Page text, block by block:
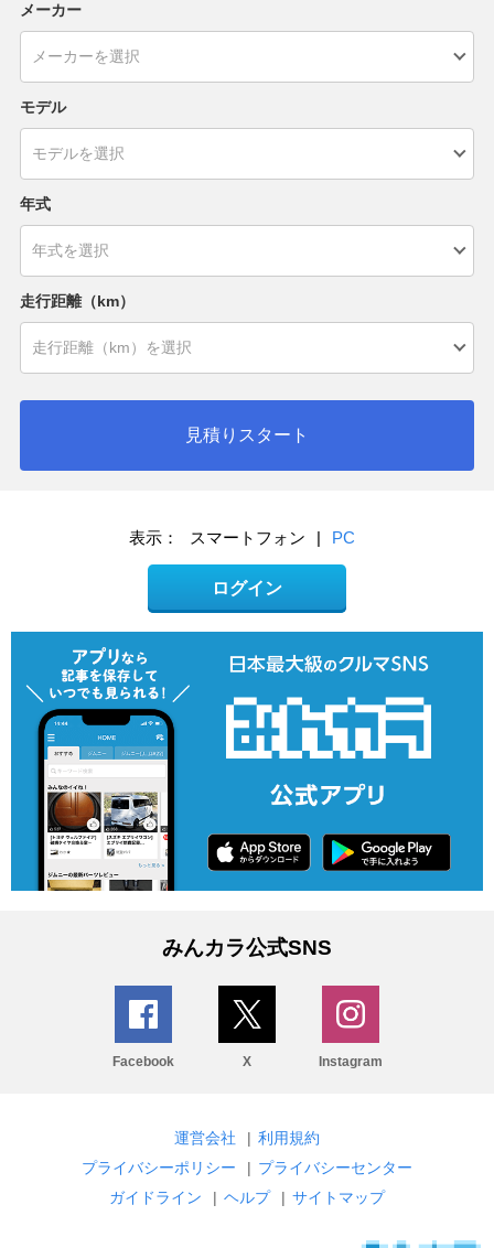
メーカー
モデル
年式
走行距離（km）
見積りスタート
表示： スマートフォン | PC
ログイン
みんカラ公式SNS
Facebook X Instagram
運営会社 | 利用規約
プライバシーポリシー
| プライバシーセンター
ガイドライン
| ヘルプ | サイトマップ